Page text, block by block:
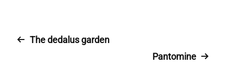
The dedalus garden
Pantomine